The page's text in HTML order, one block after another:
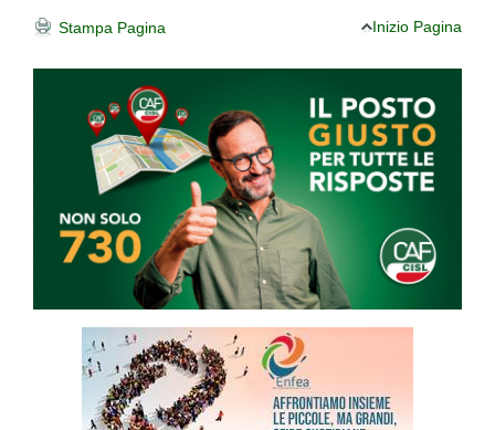
Stampa Pagina Inizio Pagina